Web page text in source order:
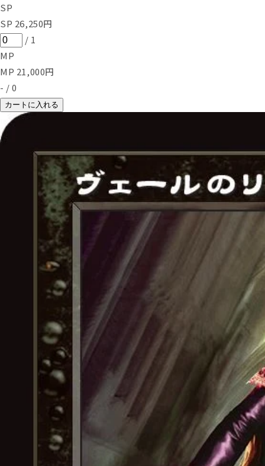
SP
SP 26,250円
/ 1
MP
MP 21,000円
- / 0
カートに入れる